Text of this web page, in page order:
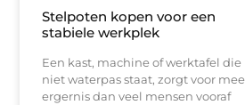
Stelpoten kopen voor een
stabiele werkplek
Een kast, machine of werktafel die
niet waterpas staat, zorgt voor
ergernis dan veel mensen vooraf